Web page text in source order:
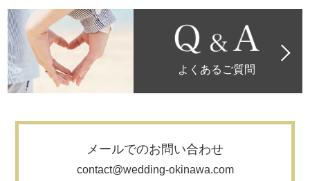
よくあるご質問
メールでのお問い合わせ
contact@wedding-okinawa.com